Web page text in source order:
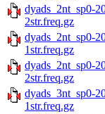
dyads_2nt_sp0-
2str.freq.gz
dyads_2nt_sp0-
1str.freq.gz
dyads_2nt_sp0-
2str.freq.gz
dyads_3nt_sp0-
1str.freq.gz